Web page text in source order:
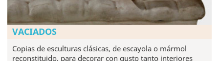
VACIADOS
Copias de esculturas clásicas, de escayola o mármol
reconstituido, para decorar con gusto tanto interiores